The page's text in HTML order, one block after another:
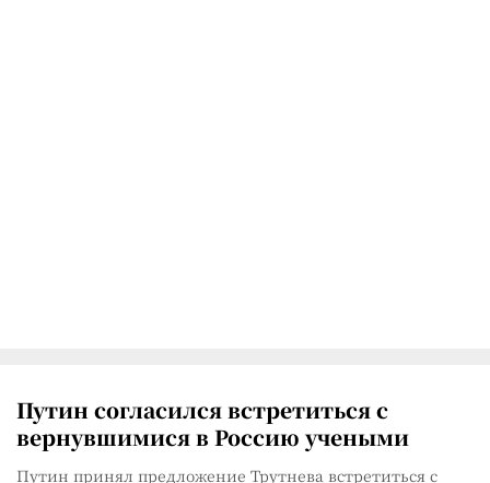
Путин согласился встретиться с
вернувшимися в Россию учеными
Путин принял предложение Трутнева встретиться с